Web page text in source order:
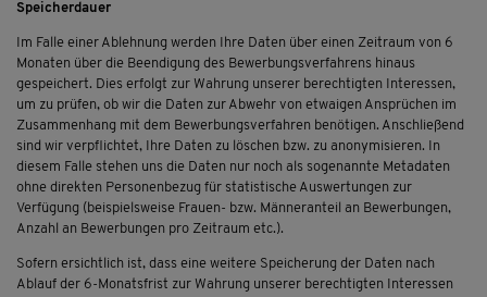
Speicherdauer
Im Falle einer Ablehnung werden Ihre Daten über einen Zeitraum von 6
Monaten über die Beendigung des Bewerbungsverfahrens hinaus
gespeichert. Dies erfolgt zur Wahrung unserer berechtigten Interessen,
um zu prüfen, ob wir die Daten zur Abwehr von etwaigen Ansprüchen im
Zusammenhang mit dem Bewerbungsverfahren benötigen. Anschließend
sind wir verpflichtet, Ihre Daten zu löschen bzw. zu anonymisieren. In
diesem Falle stehen uns die Daten nur noch als sogenannte Metadaten
ohne direkten Personenbezug für statistische Auswertungen zur
Verfügung (beispielsweise Frauen- bzw. Männeranteil an Bewerbungen,
Anzahl an Bewerbungen pro Zeitraum etc.).
Sofern ersichtlich ist, dass eine weitere Speicherung der Daten nach
Ablauf der 6-Monatsfrist zur Wahrung unserer berechtigten Interessen